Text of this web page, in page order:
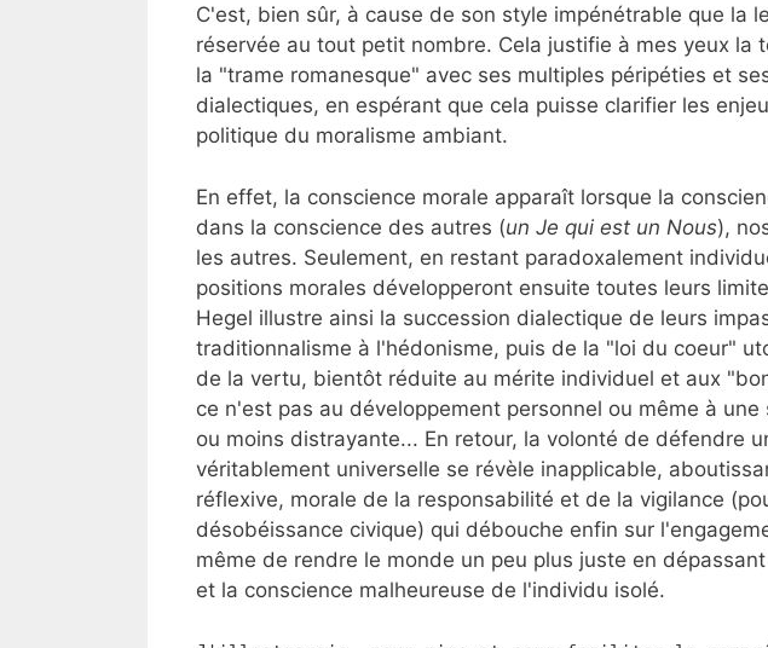
C'est, bien sûr, à cause de son style impénétrable que la
réservée au tout petit nombre. Cela justifie à mes yeux la
la "trame romanesque" avec ses multiples péripéties et
dialectiques, en espérant que cela puisse clarifier les
politique du moralisme ambiant.
En effet, la conscience morale apparaît lorsque la
dans la conscience des autres (un Je qui est un Nous),
les autres. Seulement, en restant paradoxalement
positions morales développeront ensuite toutes leurs
Hegel illustre ainsi la succession dialectique de leurs
traditionnalisme à l'hédonisme, puis de la "loi du coeur"
de la vertu, bientôt réduite au mérite individuel et aux
ce n'est pas au développement personnel ou même à une
ou moins distrayante... En retour, la volonté de défendre
véritablement universelle se révèle inapplicable,
réflexive, morale de la responsabilité et de la vigilance
désobéissance civique) qui débouche enfin sur
même de rendre le monde un peu plus juste en
et la conscience malheureuse de l'individu isolé.